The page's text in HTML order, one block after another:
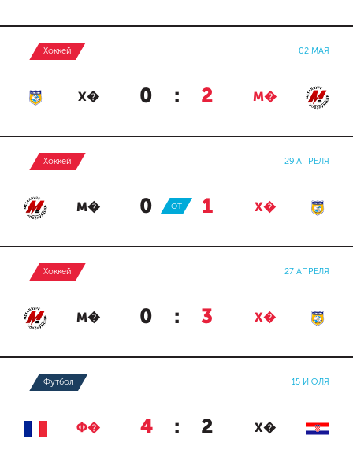
Хоккей 02 МАЯ
Х� 0 : 2 М�
Хоккей 29 АПРЕЛЯ
М� 0 : 1 Х�
ОТ
Хоккей 27 АПРЕЛЯ
М� 0 : 3 Х�
Футбол 15 ИЮЛЯ
Ф� 4 : 2 Х�